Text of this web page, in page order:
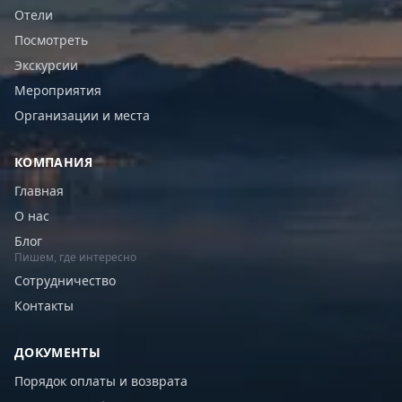
Отели
Посмотреть
Экскурсии
Мероприятия
Организации и места
КОМПАНИЯ
Главная
О нас
Блог
Пишем, где интересно
Сотрудничество
Контакты
ДОКУМЕНТЫ
Порядок оплаты и возврата